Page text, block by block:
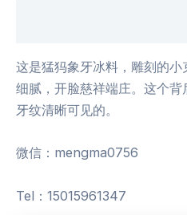
这是猛犸象牙冰料，雕刻的
细腻，开脸慈祥端庄。这个背
牙纹清晰可见的。
微信：mengma0756
Tel：15015961347